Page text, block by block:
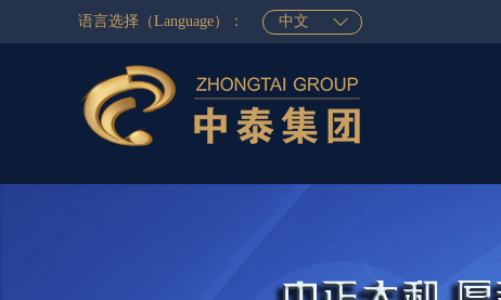
语言选择（Language）： 中文